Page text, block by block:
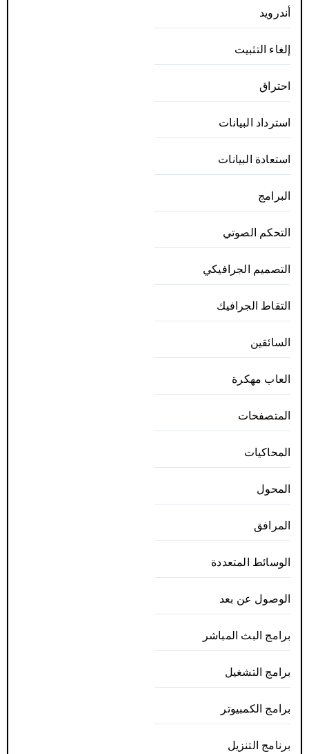
أندرويد
إلغاء التثبيت
احتراق
استرداد البيانات
استعادة البيانات
البرامج
التحكم الصوتي
التصميم الجرافيكي
التقاط الجرافيك
السائقين
العاب مهكرة
المتصفحات
المحاكيات
المحول
المرافق
الوسائط المتعددة
الوصول عن بعد
برامج البث المباشر
برامج التشغيل
برامج الكمبيوتر
برنامج التنزيل